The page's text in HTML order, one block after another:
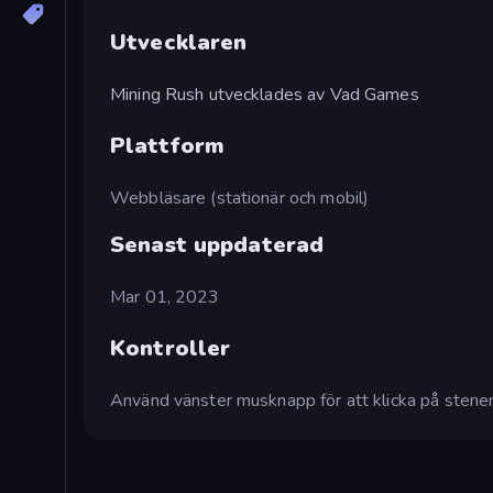
Utvecklaren
Mining Rush utvecklades av Vad Games
Plattform
Webbläsare (stationär och mobil)
Senast uppdaterad
Mar 01, 2023
Kontroller
Använd vänster musknapp för att klicka på